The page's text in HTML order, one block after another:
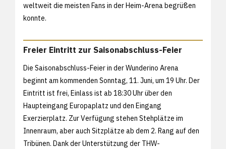
weltweit die meisten Fans in der Heim-Arena begrüßen
konnte.
Freier Eintritt zur Saisonabschluss-Feier
Die Saisonabschluss-Feier in der Wunderino Arena
beginnt am kommenden Sonntag, 11. Juni, um 19 Uhr. Der
Eintritt ist frei, Einlass ist ab 18:30 Uhr über den
Haupteingang Europaplatz und den Eingang
Exerzierplatz. Zur Verfügung stehen Stehplätze im
Innenraum, aber auch Sitzplätze ab dem 2. Rang auf den
Tribünen. Dank der Unterstützung der THW-